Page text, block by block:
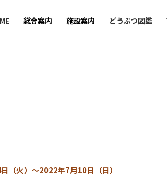
総合案内 施設案内 どうぶつ図鑑
（火） ～2022年7月10日（日）